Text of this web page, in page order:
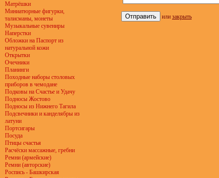
Матрёшки
Миниатюрные фигурки,
талисманы, монеты
Музыкальные сувениры
Наперстки
Обложки на Паспорт из
натуральной кожи
Открытки
Очечники
Планинги
Походные наборы столовых
приборов в чемодане
Подковы на Счастье и Удачу
Подносы Жостово
Подносы из Нижнего Тагила
Подсвечники и канделябры из
латуни
Портсигары
Посуда
Птицы счастья
Расчёски массажные, гребни
Ремни (армейские)
Ремни (авторские)
Роспись - Башкирская
или закрыть